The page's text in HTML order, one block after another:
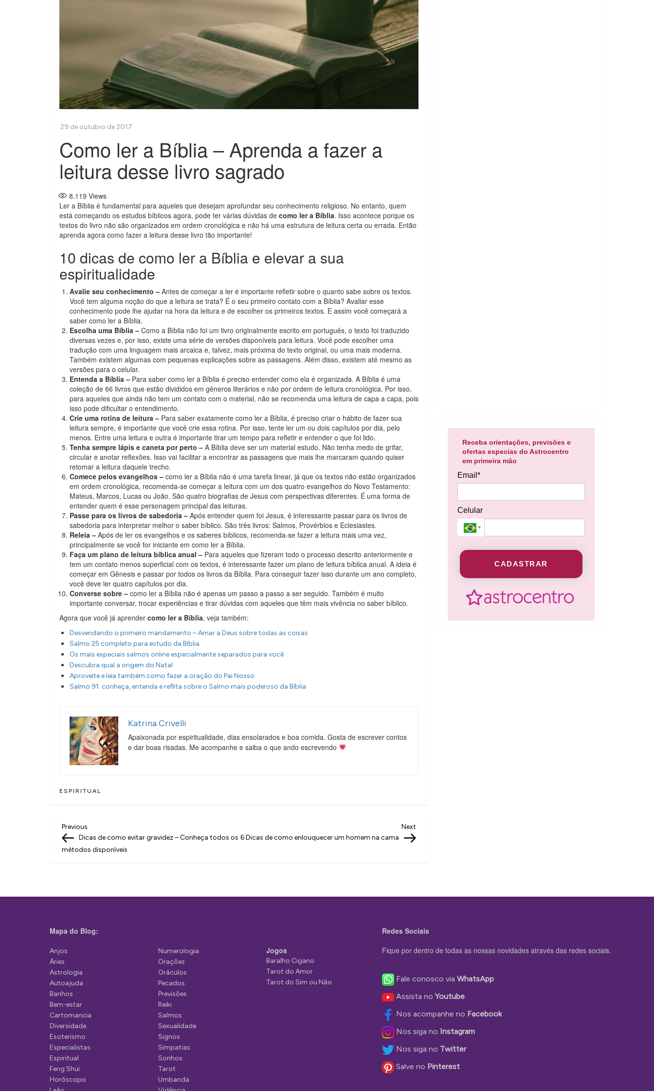
Como ler a Bíblia – Aprenda a fazer a
leitura desse livro sagrado
8.119 Views
Ler a Bíblia é fundamental para aqueles que desejam aprofundar seu conhecimento religioso. No entanto, quem
está começando os estudos bíblicos agora, pode ter várias dúvidas de como ler a Bíblia. Isso acontece porque os
textos do livro não são organizados em ordem cronológica e não há uma estrutura de leitura certa ou errada. Então
aprenda agora como fazer a leitura desse livro tão importante!
10 dicas de como ler a Bíblia e elevar a sua
espiritualidade
Avalie seu conhecimento – Antes de começar a ler é importante refletir sobre o quanto sabe sobre os textos.
Você tem alguma noção do que a leitura se trata? É o seu primeiro contato com a Bíblia? Avaliar esse
conhecimento pode lhe ajudar na hora da leitura e de escolher os primeiros textos. E assim você começará a
saber como ler a Bíblia.
Escolha uma Bíblia – Como a Bíblia não foi um livro originalmente escrito em português, o texto foi traduzido
diversas vezes e, por isso, existe uma série de versões disponíveis para leitura. Você pode escolher uma
tradução com uma linguagem mais arcaica e, talvez, mais próxima do texto original, ou uma mais moderna.
Também existem algumas com pequenas explicações sobre as passagens. Além disso, existem até mesmo as
versões para o celular.
Entenda a Bíblia – Para saber como ler a Bíblia é preciso entender como ela é organizada. A Bíblia é uma
coleção de 66 livros que estão divididos em gêneros literários e não por ordem de leitura cronológica. Por isso,
para aqueles que ainda não tem um contato com o material, não se recomenda uma leitura de capa a capa, pois
isso pode dificultar o entendimento.
Crie uma rotina de leitura – Para saber exatamente como ler a Bíblia, é preciso criar o hábito de fazer sua
leitura sempre, é importante que você crie essa rotina. Por isso, tente ler um ou dois capítulos por dia, pelo
menos. Entre uma leitura e outra é importante tirar um tempo para refletir e entender o que foi lido.
Tenha sempre lápis e caneta por perto – A Bíblia deve ser um material estudo. Não tenha medo de grifar,
circular e anotar reflexões. Isso vai facilitar a encontrar as passagens que mais lhe marcaram quando quiser
retomar a leitura daquele trecho.
Comece pelos evangelhos – como ler a Bíblia não é uma tarefa linear, já que os textos não estão organizados
em ordem cronológica, recomenda-se começar a leitura com um dos quatro evangelhos do Novo Testamento:
Mateus, Marcos, Lucas ou João. São quatro biografias de Jesus com perspectivas diferentes. É uma forma de
entender quem é esse personagem principal das leituras.
Passe para os livros de sabedoria – Após entender quem foi Jesus, é interessante passar para os livros de
sabedoria para interpretar melhor o saber bíblico. São três livros: Salmos, Provérbios e Eclesiastes.
Releia – Após de ler os evangelhos e os saberes bíblicos, recomenda-se fazer a leitura mais uma vez,
principalmente se você for iniciante em como ler a Bíblia.
Faça um plano de leitura bíblica anual – Para aqueles que fizeram todo o processo descrito anteriormente e
tem um contato menos superficial com os textos, é interessante fazer um plano de leitura bíblica anual. A ideia é
começar em Gênesis e passar por todos os livros da Bíblia. Para conseguir fazer isso durante um ano completo,
você deve ler quatro capítulos por dia.
Converse sobre – como ler a Bíblia não é apenas um passo a passo a ser seguido. Também é muito
importante conversar, trocar experiências e tirar dúvidas com aqueles que têm mais vivência no saber bíblico.
Agora que você já aprender como ler a Bíblia, veja também:
Desvendando o primeiro mandamento – Amar a Deus sobre todas as coisas
Salmo 25 completo para estudo da Bíblia
Os mais especiais salmos online especialmente separados para você
Descubra qual a origem do Natal
Aproveite e leia também como fazer a oração do Pai Nosso
Salmo 91: conheça, entenda e reflita sobre o Salmo mais poderoso da Bíblia
Katrina Crivelli
Apaixonada por espiritualidade, dias ensolarados e boa comida. Gosta de escrever contos
e dar boas risadas. Me acompanhe e saiba o que ando escrevendo
ESPIRITUAL
N
a
g
ç
o
d
e
P
o
s
t
Previous
Post
Previous
Dicas de como evitar gravidez – Conheça todos os
métodos disponíveis
Post
Next
6 Dicas de como enlouquecer um homem na cama
Receba orientações, previsões e
ofertas especias do Astrocentro
em primeira mão
Email*
Celular
CADASTRAR
Mapa do Blog:
Anjos
Áries
Astrologia
Autoajuda
Banhos
Bem-estar
Cartomancia
Diversidade
Esoterismo
Especialistas
Espiritual
Feng Shui
Horóscopo
Numerologia
Orações
Oráculos
Pecados
Previsões
Reiki
Salmos
Sexualidade
Signos
Simpatias
Sonhos
Tarot
Umbanda
Jogos
Baralho Cigano
Tarot do Amor
Tarot do Sim ou Não
Redes Sociais
Fique por dentro de todas as nossas novidades através das redes sociais.
Fale conosco via WhatsApp
Assista noYoutube
Nos acompanhe no Facebook
Nos siga no Instagram
Nos siga no Twitter
Salve no Pinterest